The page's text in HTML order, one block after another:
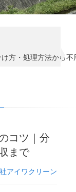
方・処理方法から不
コツ｜分
まで
アイワクリーン